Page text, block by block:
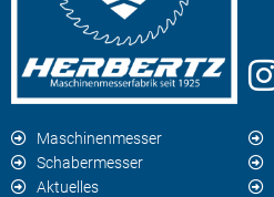
Maschinenmesser
Schabermesser
Aktuelles